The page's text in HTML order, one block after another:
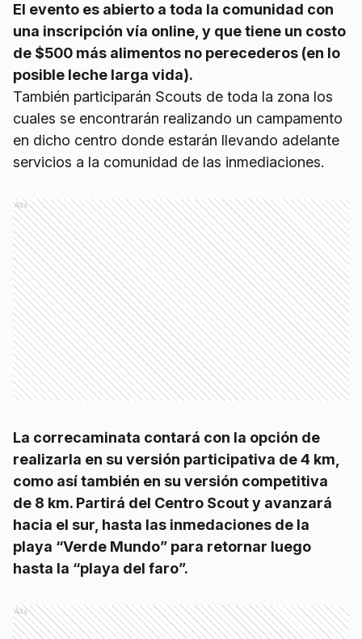
El evento es abierto a toda la comunidad con
una inscripción vía online, y que tiene un costo
de $500 más alimentos no perecederos (en lo
posible leche larga vida).
También participarán Scouts de toda la zona los
cuales se encontrarán realizando un campamento
en dicho centro donde estarán llevando adelante
servicios a la comunidad de las inmediaciones.
Ads
La correcaminata contará con la opción de
realizarla en su versión participativa de 4 km,
como así también en su versión competitiva
de 8 km. Partirá del Centro Scout y avanzará
hacia el sur, hasta las inmedaciones de la
playa “Verde Mundo” para retornar luego
hasta la “playa del faro”.
Ads